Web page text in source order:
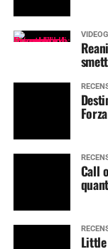
Call